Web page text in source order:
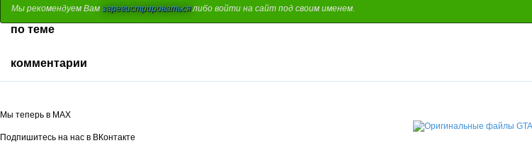
Мы рекомендуем Вам зарегистрироватьсялибо войти на сайт под своим именем.
по теме
комментарии
Мы теперь в MAX
Подпишитесь на нас в ВКонтакте